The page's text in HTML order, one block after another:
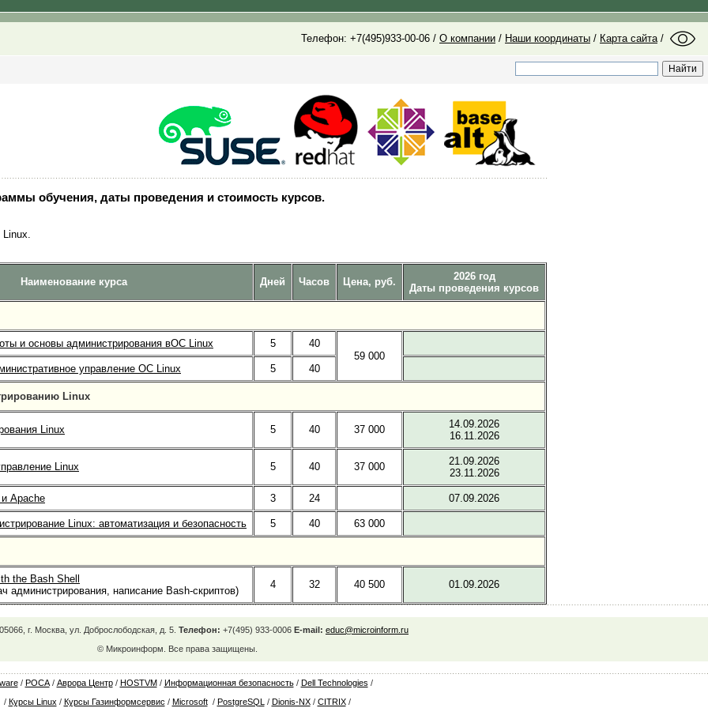
Телефон: +7(495)933-00-06 / О компании / Наши координаты / Карта сайта /
обучения, даты проведения и стоимость курсов.
Наименование курса Дней Часов Цена, руб.
2026 год
Даты проведения курсов
и основы администрирования вОС Linux 5
40
59 000
управление ОС Linux
5 40
Linux
Linux 5 40 37 000
14.09.2026
16.11.2026
Linux 5 40 37 000
21.09.2026
23.11.2026
Apache 3 24 07.09.2026
Linux: автоматизация и безопасность 5 40 63 000
the Bash Shell
администрирования, написание Bash-скриптов)
4 32 40 500 01.09.2026
г. Москва, ул. Доброслободская, д. 5. Телефон: +7(495) 933-0006 E-mail: educ@microinform.ru
© Микроинформ. Все права защищены.
/ РОСА/ Аврора Центр/ HOSTVM/ Информационная безопасность/ Dell Technologies /
/ Курсы Linux / Курсы Газинформсервис / Microsoft/ PostgreSQL / Dionis-NX/ CITRIX/